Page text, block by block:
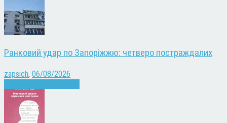
Ранковий удар по Запоріжжю: четверо постраждалих
zapsich, 06/08/2026